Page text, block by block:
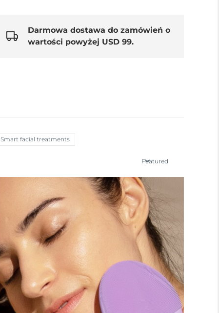
Darmowa dostawa do zamówień o
wartości powyżej USD 99.
Smart facial treatments
Featured